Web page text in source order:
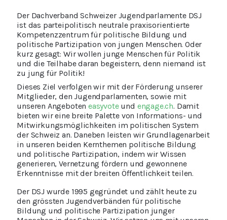
Der Dachverband Schweizer Jugendparlamente DSJ
ist das parteipolitisch neutrale praxisorientierte
Kompetenzzentrum für politische Bildung und
politische Partizipation von jungen Menschen. Oder
kurz gesagt: Wir wollen junge Menschen für Politik
und die Teilhabe daran begeistern, denn niemand ist
zu jung für Politik!
Dieses Ziel verfolgen wir mit der Förderung unserer
Mitglieder, den Jugendparlamenten, sowie mit
unseren Angeboteneasyvoteund engage.ch. Damit
bieten wir eine breite Palette von Informations- und
Mitwirkungsmöglichkeiten im politischen System
der Schweiz an. Daneben leisten wir Grundlagenarbeit
in unseren beiden Kernthemen politische Bildung
und politische Partizipation, indem wir Wissen
generieren, Vernetzung fördern und gewonnene
Erkenntnisse mit der breiten Öffentlichkeit teilen.
Der DSJ wurde 1995 gegründet und zählt heute zu
den grössten Jugendverbänden für politische
Bildung und politische Partizipation junger